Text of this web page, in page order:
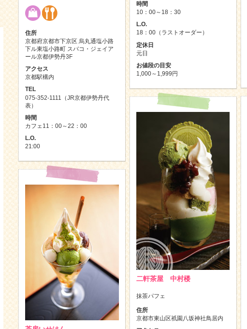
住所
京都府京都市下京区 烏丸通塩小路
下ル東塩小路町 スバコ・ジェイア
ール京都伊勢丹3F
アクセス
京都駅構内
TEL
075-352-1111（JR京都伊勢丹代
表）
時間
カフェ11：00～22：00
L.O.
21:00
時間
10：00～18：30
L.O.
18：00（ラストオーダー）
定休日
元日
お値段の目安
1,000～1,999円
二軒茶屋 中村楼
抹茶パフェ
住所
京都市東山区祇園八坂神社鳥居内